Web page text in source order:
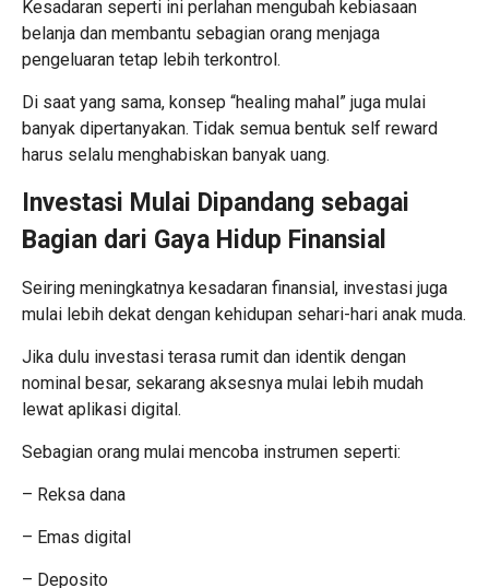
Kesadaran seperti ini perlahan mengubah kebiasaan
belanja dan membantu sebagian orang menjaga
pengeluaran tetap lebih terkontrol.
Di saat yang sama, konsep “healing mahal” juga mulai
banyak dipertanyakan. Tidak semua bentuk self reward
harus selalu menghabiskan banyak uang.
Investasi Mulai Dipandang sebagai
Bagian dari Gaya Hidup Finansial
Seiring meningkatnya kesadaran finansial, investasi juga
mulai lebih dekat dengan kehidupan sehari-hari anak muda.
Jika dulu investasi terasa rumit dan identik dengan
nominal besar, sekarang aksesnya mulai lebih mudah
lewat aplikasi digital.
Sebagian orang mulai mencoba instrumen seperti:
– Reksa dana
– Emas digital
– Deposito